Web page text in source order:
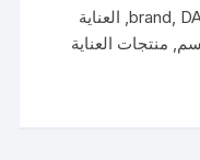
brand,
, العناية
, منتجات العناية